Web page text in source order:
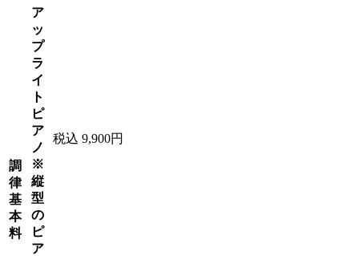
調
律
基
本
料
ア
ッ
プ
ラ
イ
ト
ピ
ア
ノ
※
縦
型
の
ピ
ア
税込 9,900円